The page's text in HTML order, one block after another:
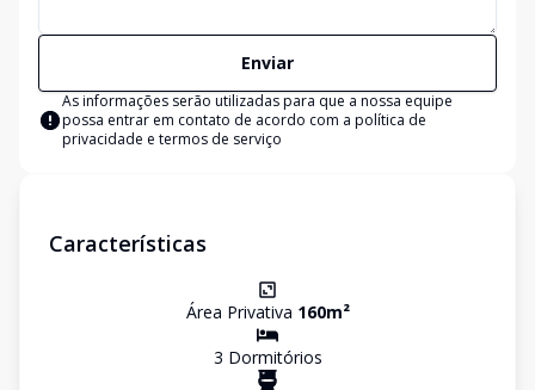
Enviar
As informações serão utilizadas para que a nossa equipe
possa entrar em contato de acordo com a política de
privacidade e termos de serviço
Características
Área Privativa 160m²
3 Dormitórios